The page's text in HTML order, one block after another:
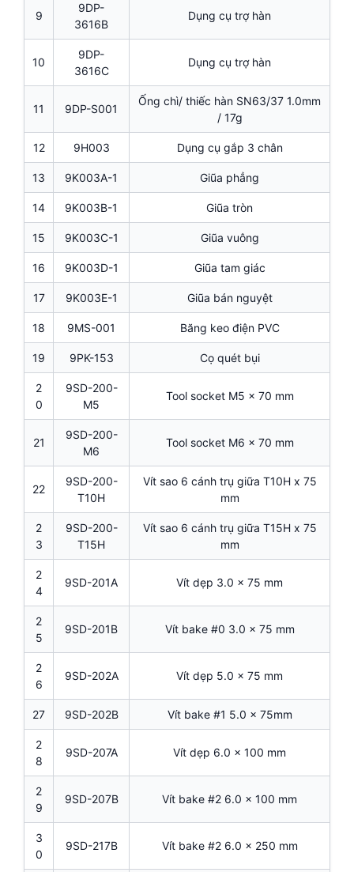
9
9DP-
3616B
Dụng cụ trợ hàn
10
9DP-
3616C
Dụng cụ trợ hàn
11 9DP-S001
Ống chì/ thiếc hàn SN63/37 1.0mm
/ 17g
12 9H003 Dụng cụ gắp 3 chân
13 9K003A-1 Giũa phẳng
14 9K003B-1 Giũa tròn
15 9K003C-1 Giũa vuông
16 9K003D-1 Giũa tam giác
17 9K003E-1 Giũa bán nguyệt
18 9MS-001 Băng keo điện PVC
19 9PK-153 Cọ quét bụi
2
0
9SD-200-
M5
Tool socket M5 x 70 mm
21
9SD-200-
M6
Tool socket M6 x 70 mm
22
9SD-200-
T10H
Vít sao 6 cánh trụ giữa T10H x 75
mm
2
3
9SD-200-
T15H
Vít sao 6 cánh trụ giữa T15H x 75
mm
2
4
9SD-201A Vít dẹp 3.0 x 75 mm
2
5
9SD-201B Vít bake #0 3.0 x 75 mm
2
6
9SD-202A Vít dẹp 5.0 x 75 mm
27 9SD-202B Vít bake #1 5.0 x 75mm
2
8
9SD-207A Vít dẹp 6.0 x 100 mm
2
9
9SD-207B Vít bake #2 6.0 x 100 mm
3
0
9SD-217B Vít bake #2 6.0 x 250 mm